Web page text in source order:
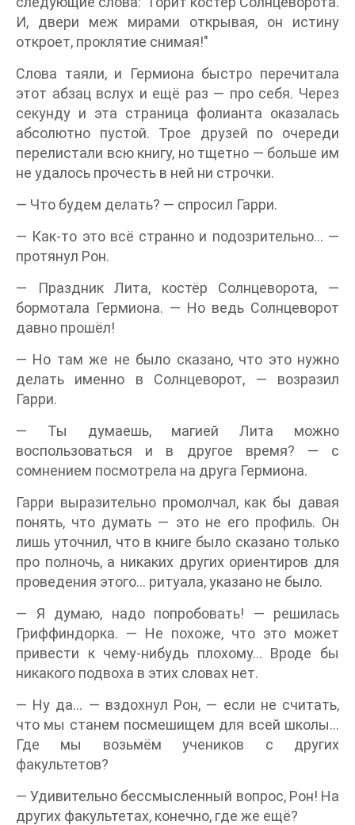
И, двери меж мирами открывая, он истину
откроет, проклятие снимая!"
Слова таяли, и Гермиона быстро перечитала
этот абзац вслух и ещё раз — про себя. Через
секунду и эта страница фолианта оказалась
абсолютно пустой. Трое друзей по очереди
перелистали всю книгу, но тщетно — больше им
не удалось прочесть в ней ни строчки.
— Что будем делать? — спросил Гарри.
— Как-то это всё странно и подозрительно… —
протянул Рон.
— Праздник Лита, костёр Солнцеворота, —
бормотала Гермиона. — Но ведь Солнцеворот
давно прошёл!
— Но там же не было сказано, что это нужно
делать именно в Солнцеворот, — возразил
Гарри.
— Ты думаешь, магией Лита можно
воспользоваться и в другое время? — с
сомнением посмотрела на друга Гермиона.
Гарри выразительно промолчал, как бы давая
понять, что думать — это не его профиль. Он
лишь уточнил, что в книге было сказано только
про полночь, а никаких других ориентиров для
проведения этого… ритуала, указано не было.
— Я думаю, надо попробовать! — решилась
Гриффиндорка. — Не похоже, что это может
привести к чему-нибудь плохому… Вроде бы
никакого подвоха в этих словах нет.
— Ну да… — вздохнул Рон, — если не считать,
что мы станем посмешищем для всей школы…
Где мы возьмём учеников с других
факультетов?
— Удивительно бессмысленный вопрос, Рон! На
других факультетах, конечно, где же ещё?